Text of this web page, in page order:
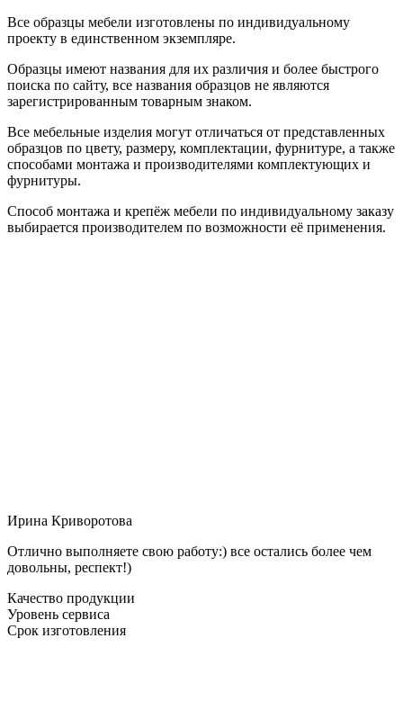
Все образцы мебели изготовлены по индивидуальному
проекту в единственном экземпляре.
Образцы имеют названия для их различия и более быстрого
поиска по сайту, все названия образцов не являются
зарегистрированным товарным знаком.
Все мебельные изделия могут отличаться от представленных
образцов по цвету, размеру, комплектации, фурнитуре, а также
способами монтажа и производителями комплектующих и
фурнитуры.
Способ монтажа и крепёж мебели по индивидуальному заказу
выбирается производителем по возможности её применения.
Ирина Криворотова
Отлично выполняете свою работу:) все остались более чем
довольны, респект!)
Качество продукции
Уровень сервиса
Срок изготовления